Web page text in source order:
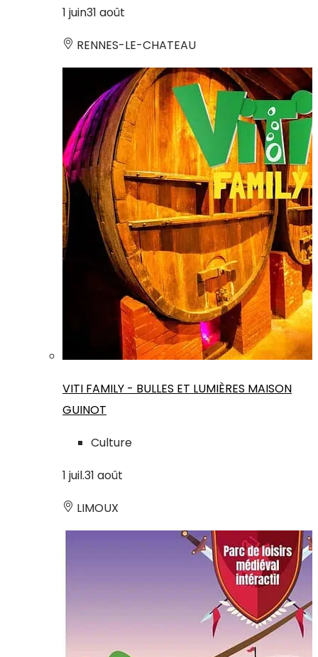
1 juin31 août
RENNES-LE-CHATEAU
VITI FAMILY - BULLES ET LUMIÈRES MAISON
GUINOT
Culture
1 juil.31 août
LIMOUX